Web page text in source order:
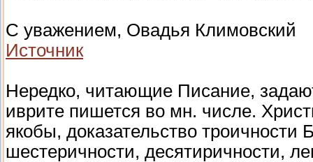
С уважением, Овадья Климовский
Источник
Нередко, читающие Писание,
иврите пишется во мн. числе.
якобы, доказательство троичности
шестеричности, десятиричности,